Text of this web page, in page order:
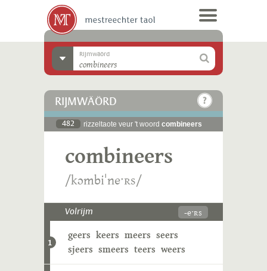
Rijmwäörd
RIJMWÄÖRD
482 rizzeltaote veur 't woord combineers
combineers
/kɔmbiˈneˑʀs/
Volrijm -eˑʀs
1
geers keers meers seers
sjeers smeers teers weers